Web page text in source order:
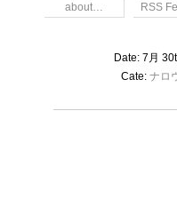
about… RSS
Date: 7月
Cate: ナロ